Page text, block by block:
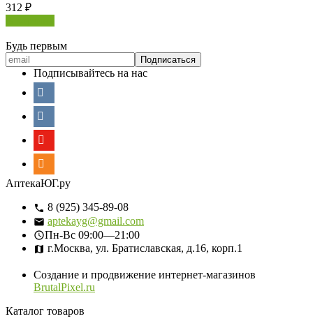
312 ₽
Будь первым
Подписывайтесь на нас
АптекаЮГ.ру
8 (925) 345-89-08
aptekayg@gmail.com
Пн-Вс 09:00—21:00
г.Москва, ул. Братиславская, д.16, корп.1
Создание и продвижение интернет-магазинов
BrutalPixel.ru
Каталог товаров